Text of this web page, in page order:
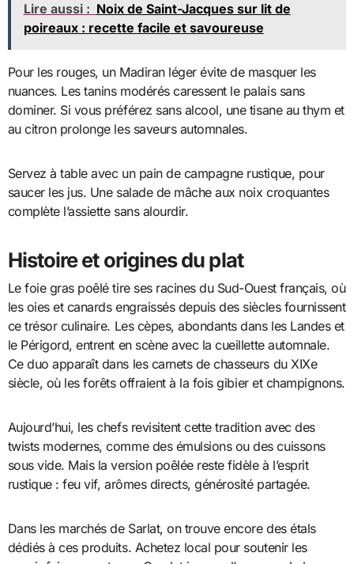
Lire aussi : Noix de Saint-Jacques sur lit de
poireaux : recette facile et savoureuse
Pour les rouges, un Madiran léger évite de masquer les
nuances. Les tanins modérés caressent le palais sans
dominer. Si vous préférez sans alcool, une tisane au thym et
au citron prolonge les saveurs automnales.
Servez à table avec un pain de campagne rustique, pour
saucer les jus. Une salade de mâche aux noix croquantes
complète l’assiette sans alourdir.
Histoire et origines du plat
Le foie gras poêlé tire ses racines du Sud-Ouest français, où
les oies et canards engraissés depuis des siècles fournissent
ce trésor culinaire. Les cèpes, abondants dans les Landes et
le Périgord, entrent en scène avec la cueillette automnale.
Ce duo apparaît dans les carnets de chasseurs du XIXe
siècle, où les forêts offraient à la fois gibier et champignons.
Aujourd’hui, les chefs revisitent cette tradition avec des
twists modernes, comme des émulsions ou des cuissons
sous vide. Mais la version poêlée reste fidèle à l’esprit
rustique : feu vif, arômes directs, générosité partagée.
Dans les marchés de Sarlat, on trouve encore des étals
dédiés à ces produits. Achetez local pour soutenir les